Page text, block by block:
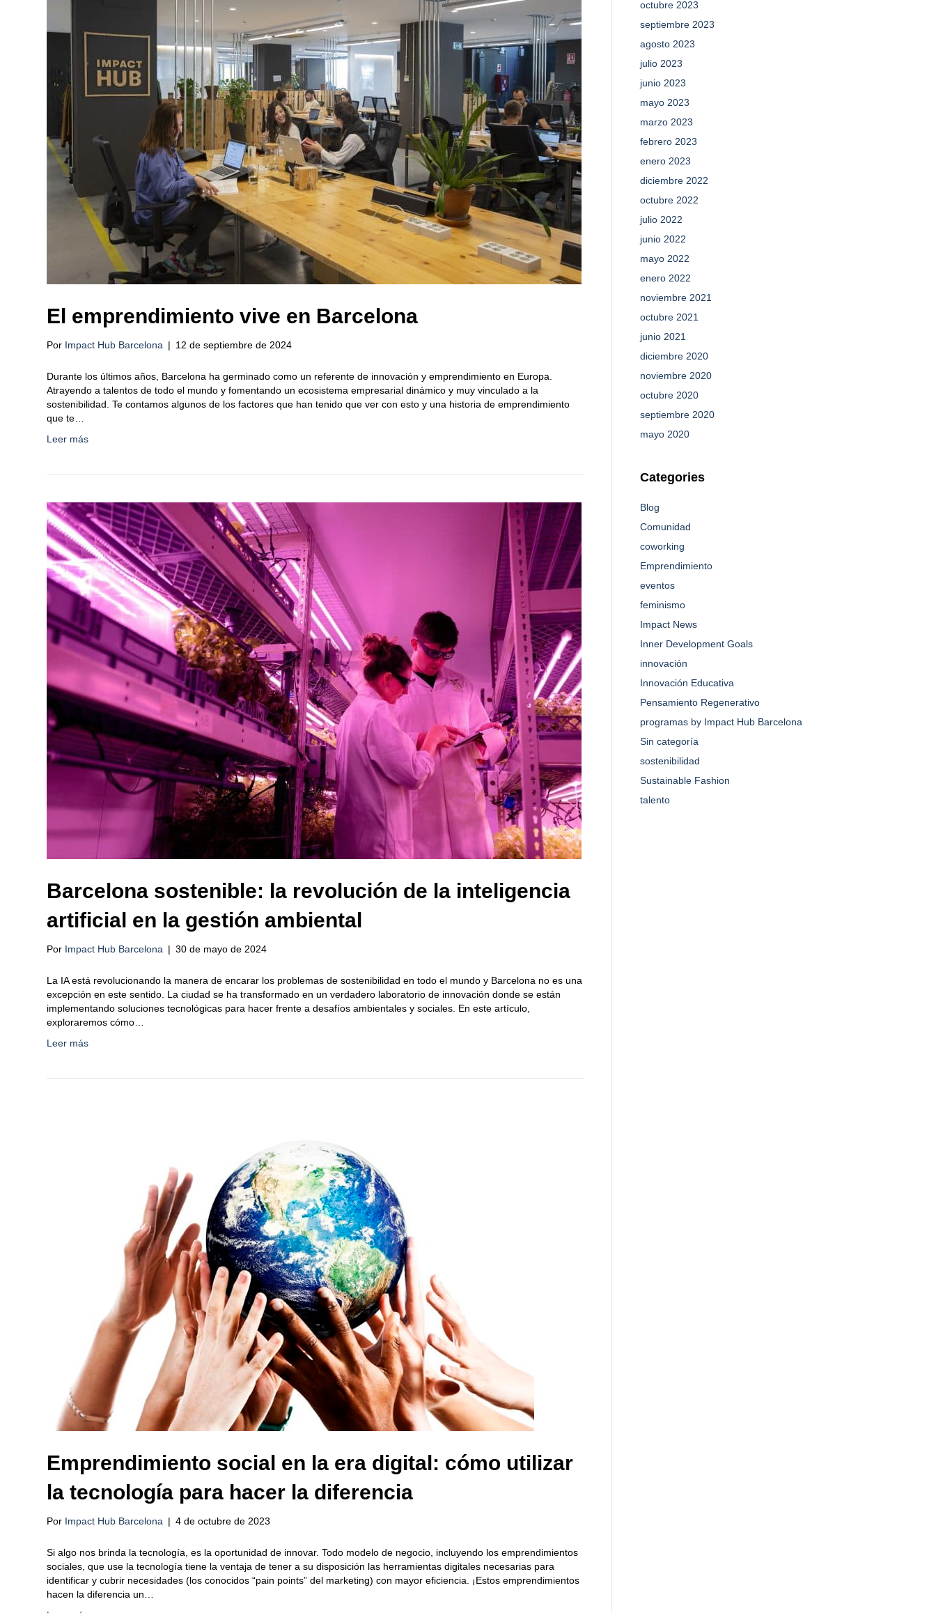
El emprendimiento vive en Barcelona
Por Impact Hub Barcelona | 12 de septiembre de 2024
Durante los últimos años, Barcelona ha germinado como un referente de innovación y emprendimiento en Europa.
Atrayendo a talentos de todo el mundo y fomentando un ecosistema empresarial dinámico y muy vinculado a la
sostenibilidad. Te contamos algunos de los factores que han tenido que ver con esto y una historia de emprendimiento
que te…
Leer más
Barcelona sostenible: la revolución de la inteligencia
artificial en la gestión ambiental
Por Impact Hub Barcelona | 30 de mayo de 2024
La IA está revolucionando la manera de encarar los problemas de sostenibilidad en todo el mundo y Barcelona no es una
excepción en este sentido. La ciudad se ha transformado en un verdadero laboratorio de innovación donde se están
implementando soluciones tecnológicas para hacer frente a desafíos ambientales y sociales. En este artículo,
exploraremos cómo…
Leer más
Emprendimiento social en la era digital: cómo utilizar
la tecnología para hacer la diferencia
Por Impact Hub Barcelona | 4 de octubre de 2023
Si algo nos brinda la tecnología, es la oportunidad de innovar. Todo modelo de negocio, incluyendo los emprendimientos
sociales, que use la tecnología tiene la ventaja de tener a su disposición las herramientas digitales necesarias para
identificar y cubrir necesidades (los conocidos “pain points” del marketing) con mayor eficiencia. ¡Estos emprendimientos
hacen la diferencia un…
octubre 2023
septiembre 2023
agosto 2023
julio 2023
junio 2023
mayo 2023
marzo 2023
febrero 2023
enero 2023
diciembre 2022
octubre 2022
julio 2022
junio 2022
mayo 2022
enero 2022
noviembre 2021
octubre 2021
junio 2021
diciembre 2020
noviembre 2020
octubre 2020
septiembre 2020
mayo 2020
Categories
Blog
Comunidad
coworking
Emprendimiento
eventos
feminismo
Impact News
Inner Development Goals
innovación
Innovación Educativa
Pensamiento Regenerativo
programas by Impact Hub Barcelona
Sin categoría
sostenibilidad
Sustainable Fashion
talento